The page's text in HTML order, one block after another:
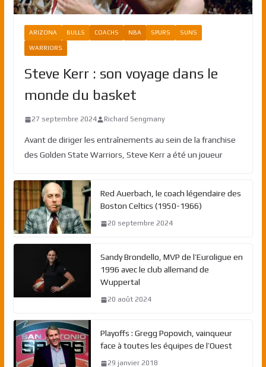
ARIZONA BULLS COACHS NBA SPURS SUNS
WARRIORS
Steve Kerr : son voyage dans le
monde du basket
27 septembre 2024 Richard Sengmany
Avant de diriger les entraînements au sein de la franchise
des Golden State Warriors, Steve Kerr a été un joueur
Red Auerbach, le coach légendaire des
Boston Celtics (1950-1966)
20 septembre 2024
Sandy Brondello, MVP de l’Euroligue en
1996 avec le club allemand de
Wuppertal
20 août 2024
Playoffs : Gregg Popovich, vainqueur
face à toutes les équipes de l’Ouest
29 janvier 2018